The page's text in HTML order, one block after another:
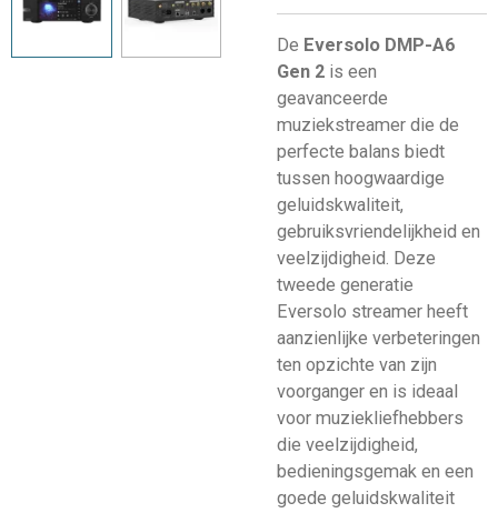
De Eversolo DMP-A6
Gen 2 is een
geavanceerde
muziekstreamer die de
perfecte balans biedt
tussen hoogwaardige
geluidskwaliteit,
gebruiksvriendelijkheid en
veelzijdigheid. Deze
tweede generatie
Eversolo streamer heeft
aanzienlijke verbeteringen
ten opzichte van zijn
voorganger en is ideaal
voor muziekliefhebbers
die veelzijdigheid,
bedieningsgemak en een
goede geluidskwaliteit